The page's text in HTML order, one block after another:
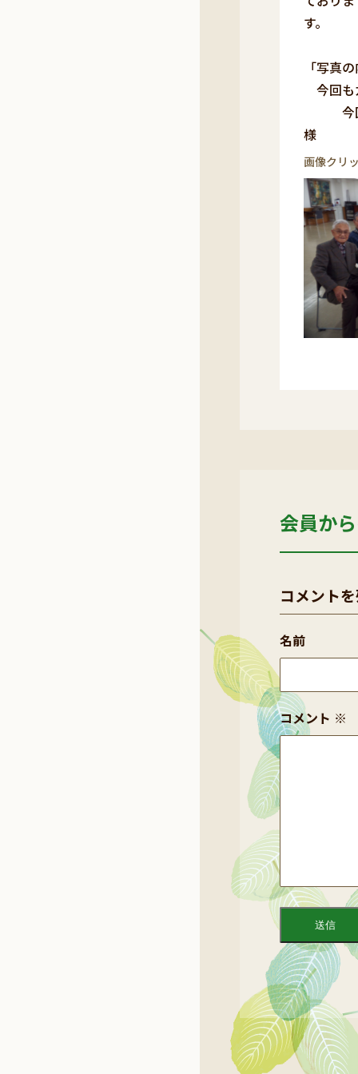
す。
「写真
今回も
今回
様
画像クリ
会員か
コメント
コメント ※
名前